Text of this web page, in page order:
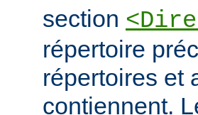
section
répertoire
répertoires et
contiennent.